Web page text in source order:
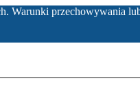
Warunki przechowywania